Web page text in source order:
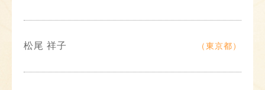
松尾 祥子 （東京都）